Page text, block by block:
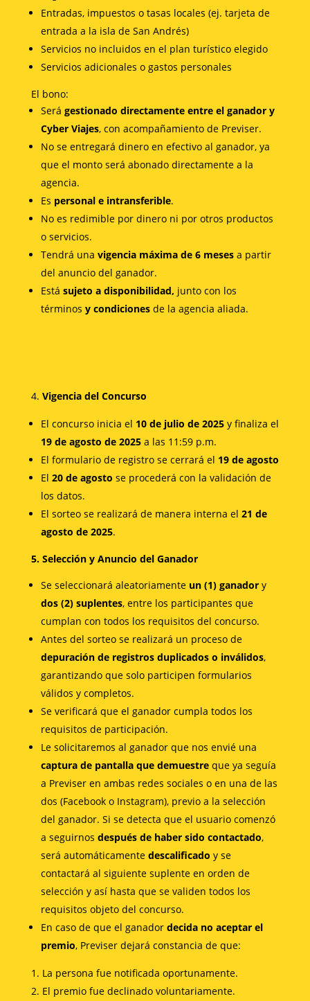
Entradas, impuestos o tasas locales (ej. tarjeta de
entrada a la isla de San Andrés)
Servicios no incluidos en el plan turístico elegido
Servicios adicionales o gastos personales
El bono:
Será gestionado directamente entre el ganador y
Cyber Viajes, con acompañamiento de Previser.
No se entregará dinero en efectivo al ganador, ya
que el monto será abonado directamente a la
agencia.
Es personal e intransferible.
No es redimible por dinero ni por otros productos
o servicios.
Tendrá una vigencia máxima de 6 mesesa partir
del anuncio del ganador.
Está sujeto a disponibilidad, junto con los
términos y condicionesde la agencia aliada.
Vigencia del Concurso
El concurso inicia el 10 de julio de 2025y finaliza el
19 de agosto de 2025a las 11:59 p.m.
El formulario de registro se cerrará el 19 de agosto
El 20 de agosto se procederá con la validación de
los datos.
El sorteo se realizará de manera interna el 21 de
agosto de 2025.
5. Selección y Anuncio del Ganador
Se seleccionará aleatoriamente un (1) ganadory
dos (2) suplentes, entre los participantes que
cumplan con todos los requisitos del concurso.
Antes del sorteo se realizará un proceso de
depuración de registros duplicados o inválidos,
garantizando que solo participen formularios
válidos y completos.
Se verificará que el ganador cumpla todos los
requisitos de participación.
Le solicitaremos al ganador que nos envié una
captura de pantalla que demuestreque ya seguía
a Previser en ambas redes sociales o en una de las
dos (Facebook o Instagram), previo a la selección
del ganador. Si se detecta que el usuario comenzó
a seguirnos después de haber sido contactado,
será automáticamente descalificado y se
contactará al siguiente suplente en orden de
selección y así hasta que se validen todos los
requisitos objeto del concurso.
En caso de que el ganador decida no aceptar el
premio, Previser dejará constancia de que:
La persona fue notificada oportunamente.
El premio fue declinado voluntariamente.